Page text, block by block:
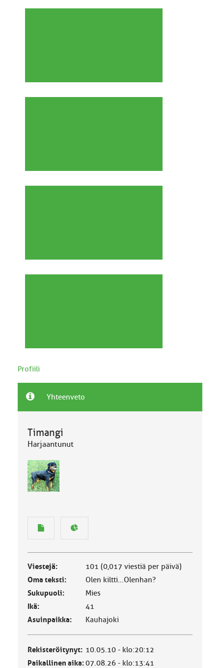
Profiili
Yhteenveto
Timangi
Harjaantunut
Viestejä:
101 (0,017 viestiä per päivä)
Oma teksti:
Olen kiltti...Olenhan?
Sukupuoli:
Mies
Ikä:
41
Asuinpaikka:
Kauhajoki
Rekisteröitynyt: 10.05.10 - klo:20:12
Paikallinen aika:07.08.26 - klo:13:41